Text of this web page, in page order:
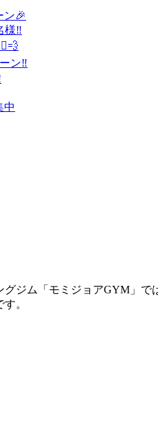
ン🎉
様‼️
ン‼️
ジム「モミジョアGYM」
。